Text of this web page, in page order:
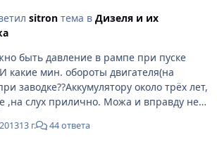
до лета...там надо чёта думать. Уж
мне нравиться, не хочется менять.
нашей Раши...пока
в течении 5-7 мин заводилась, а
заглушки не заводится. Стартер
sitronтема в Дизеля и их
быть давление в рампе при пуске
какие мин. обороты двигателя(на
заводке??Аккумулятору около трёх лет,
,на слух прилично. Можа и вправду не
для проникновения в форсунки
13 г. 44 ответа